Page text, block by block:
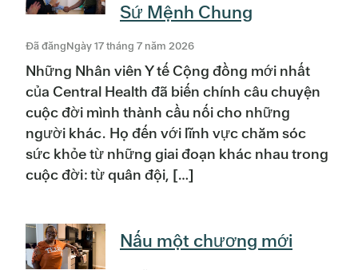
Sứ Mệnh Chung
Đã đăngNgày 17 tháng 7 năm 2026
Những Nhân viên Y tế Cộng đồng mới nhất
của Central Health đã biến chính câu chuyện
cuộc đời mình thành cầu nối cho những
người khác. Họ đến với lĩnh vực chăm sóc
sức khỏe từ những giai đoạn khác nhau trong
cuộc đời: từ quân đội, […]
Nấu một chương mới